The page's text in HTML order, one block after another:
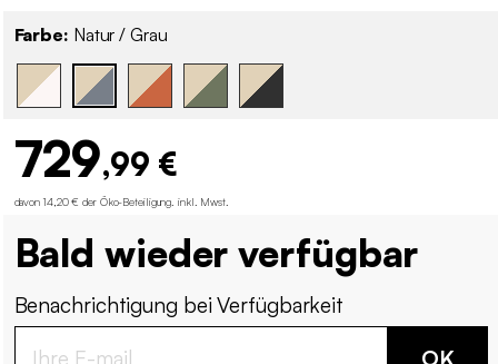
Farbe: Natur / Grau
729,99 €
davon 14,20 € der Öko-Beteiligung inkl. Mwst.
Bald wieder verfügbar
Benachrichtigung bei Verfügbarkeit
OK